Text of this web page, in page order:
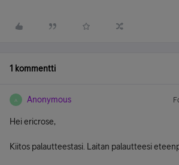
1 kommentti
A Anonymous
Hei ericrose,
Kiitos palautteestasi. Laitan palautteesi